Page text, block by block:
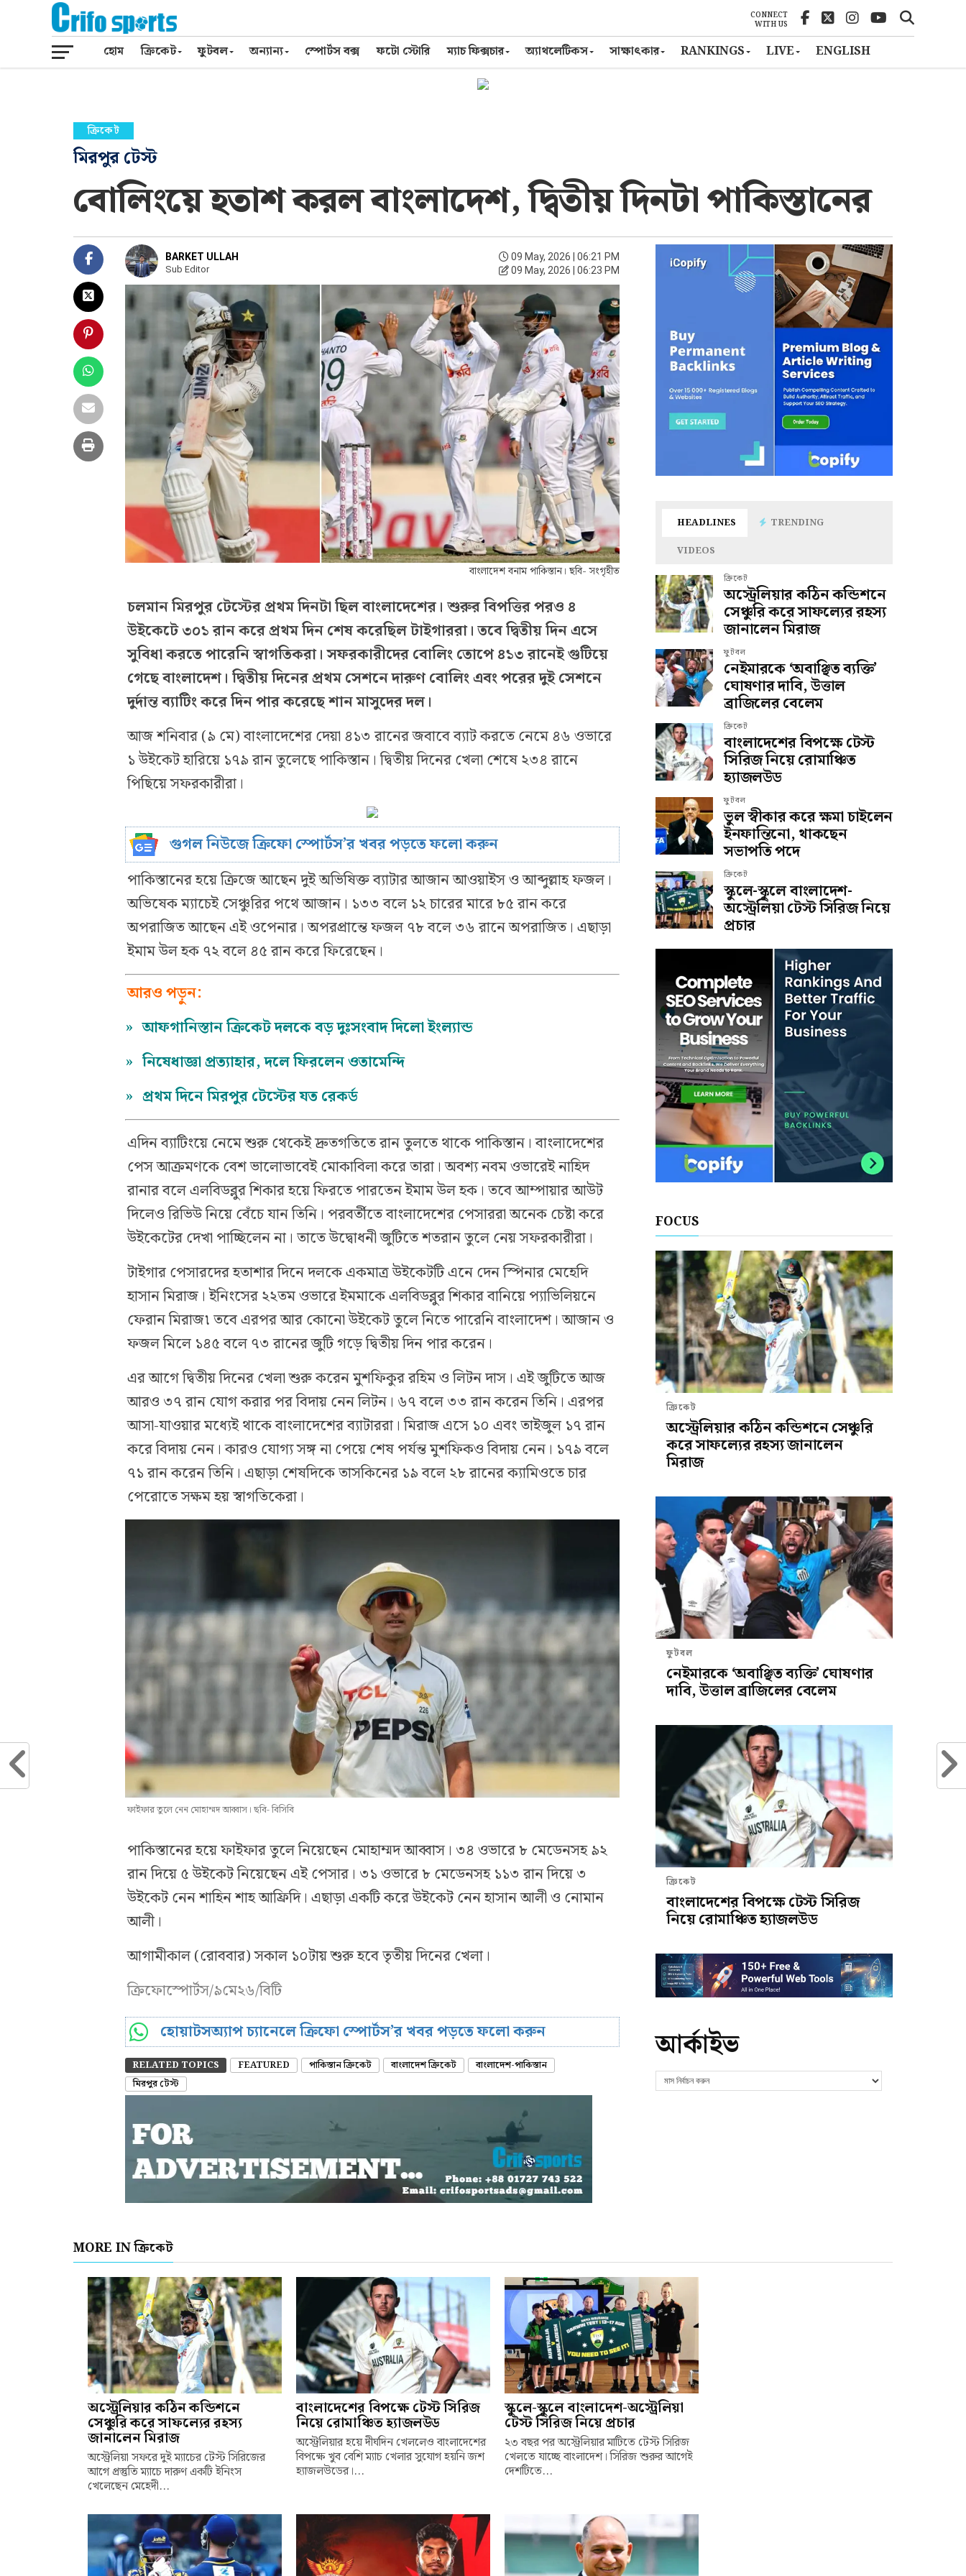
CONNECT
WITH US
হোম ক্রিকেট ফুটবল অন্যান্য স্পোর্টস বক্স ফটো স্টোরি ম্যাচ ফিক্সচার অ্যাথলেটিকস সাক্ষাৎকার RANKINGS LIVE ENGLISH
ক্রিকেট
মিরপুর টেস্ট
বোলিংয়ে হতাশ করল বাংলাদেশ, দ্বিতীয় দিনটা পাকিস্তানের
BARKET ULLAH
Sub Editor
09 May, 2026 | 06:21 PM
09 May, 2026 | 06:23 PM
বাংলাদেশ বনাম পাকিস্তান। ছবি- সংগৃহীত
চলমান মিরপুর টেস্টের প্রথম দিনটা ছিল বাংলাদেশের। শুরুর বিপত্তির পরও ৪
উইকেটে ৩০১ রান করে প্রথম দিন শেষ করেছিল টাইগাররা। তবে দ্বিতীয় দিন এসে
সুবিধা করতে পারেনি স্বাগতিকরা। সফরকারীদের বোলিং তোপে ৪১৩ রানেই গুটিয়ে
গেছে বাংলাদেশ। দ্বিতীয় দিনের প্রথম সেশনে দারুণ বোলিং এবং পরের দুই সেশনে
দুর্দান্ত ব্যাটিং করে দিন পার করেছে শান মাসুদের দল।
আজ শনিবার (৯ মে) বাংলাদেশের দেয়া ৪১৩ রানের জবাবে ব্যাট করতে নেমে ৪৬ ওভারে
১ উইকেট হারিয়ে ১৭৯ রান তুলেছে পাকিস্তান। দ্বিতীয় দিনের খেলা শেষে ২৩৪ রানে
পিছিয়ে সফরকারীরা।
গুগল নিউজে ক্রিফো স্পোর্টস’র খবর পড়তে ফলো করুন
পাকিস্তানের হয়ে ক্রিজে আছেন দুই অভিষিক্ত ব্যাটার আজান আওয়াইস ও আব্দুল্লাহ ফজল।
অভিষেক ম্যাচেই সেঞ্চুরির পথে আজান। ১৩৩ বলে ১২ চারের মারে ৮৫ রান করে
অপরাজিত আছেন এই ওপেনার। অপরপ্রান্তে ফজল ৭৮ বলে ৩৬ রানে অপরাজিত। এছাড়া
ইমাম উল হক ৭২ বলে ৪৫ রান করে ফিরেছেন।
আরও পড়ুন:
» আফগানিস্তান ক্রিকেট দলকে বড় দুঃসংবাদ দিলো ইংল্যান্ড
» নিষেধাজ্ঞা প্রত্যাহার, দলে ফিরলেন ওতামেন্দি
» প্রথম দিনে মিরপুর টেস্টের যত রেকর্ড
এদিন ব্যাটিংয়ে নেমে শুরু থেকেই দ্রুতগতিতে রান তুলতে থাকে পাকিস্তান। বাংলাদেশের
পেস আক্রমণকে বেশ ভালোভাবেই মোকাবিলা করে তারা। অবশ্য নবম ওভারেই নাহিদ
রানার বলে এলবিডব্লুর শিকার হয়ে ফিরতে পারতেন ইমাম উল হক। তবে আম্পায়ার আউট
দিলেও রিভিউ নিয়ে বেঁচে যান তিনি। পরবর্তীতে বাংলাদেশের পেসাররা অনেক চেষ্টা করে
উইকেটের দেখা পাচ্ছিলেন না। তাতে উদ্বোধনী জুটিতে শতরান তুলে নেয় সফরকারীরা।
টাইগার পেসারদের হতাশার দিনে দলকে একমাত্র উইকেটটি এনে দেন স্পিনার মেহেদি
হাসান মিরাজ। ইনিংসের ২২তম ওভারে ইমমাকে এলবিডব্লুর শিকার বানিয়ে প্যাভিলিয়নে
ফেরান মিরাজ৷ তবে এরপর আর কোনো উইকেট তুলে নিতে পারেনি বাংলাদেশ। আজান ও
ফজল মিলে ১৪৫ বলে ৭৩ রানের জুটি গড়ে দ্বিতীয় দিন পার করেন।
এর আগে দ্বিতীয় দিনের খেলা শুরু করেন মুশফিকুর রহিম ও লিটন দাস। এই জুটিতে আজ
আরও ৩৭ রান যোগ করার পর বিদায় নেন লিটন। ৬৭ বলে ৩৩ রান করেন তিনি। এরপর
আসা-যাওয়ার মধ্যেই থাকে বাংলাদেশের ব্যাটাররা। মিরাজ এসে ১০ এবং তাইজুল ১৭ রান
করে বিদায় নেন। কারও যোগ্য সঙ্গ না পেয়ে শেষ পর্যন্ত মুশফিকও বিদায় নেন। ১৭৯ বলে
৭১ রান করেন তিনি। এছাড়া শেষদিকে তাসকিনের ১৯ বলে ২৮ রানের ক্যামিওতে চার
পেরোতে সক্ষম হয় স্বাগতিকেরা।
ফাইফার তুলে নেন মোহাম্মদ আব্বাস। ছবি- বিসিবি
পাকিস্তানের হয়ে ফাইফার তুলে নিয়েছেন মোহাম্মদ আব্বাস। ৩৪ ওভারে ৮ মেডেনসহ ৯২
রান দিয়ে ৫ উইকেট নিয়েছেন এই পেসার। ৩১ ওভারে ৮ মেডেনসহ ১১৩ রান দিয়ে ৩
উইকেট নেন শাহিন শাহ আফ্রিদি। এছাড়া একটি করে উইকেট নেন হাসান আলী ও নোমান
আলী।
আগামীকাল (রোববার) সকাল ১০টায় শুরু হবে তৃতীয় দিনের খেলা।
ক্রিফোস্পোর্টস/৯মে২৬/বিটি
হোয়াটসঅ্যাপ চ্যানেলে ক্রিফো স্পোর্টস’র খবর পড়তে ফলো করুন
RELATED TOPICS FEATURED পাকিস্তান ক্রিকেট বাংলাদেশ ক্রিকেট
বাংলাদেশ-পাকিস্তান
মিরপুর টেস্ট
HEADLINES
TRENDING
VIDEOS
ক্রিকেট
অস্ট্রেলিয়ার কঠিন কন্ডিশনে
সেঞ্চুরি করে সাফল্যের রহস্য
জানালেন মিরাজ
ফুটবল
নেইমারকে ‘অবাঞ্ছিত ব্যক্তি’
ঘোষণার দাবি, উত্তাল
ব্রাজিলের বেলেম
ক্রিকেট
বাংলাদেশের বিপক্ষে টেস্ট
সিরিজ নিয়ে রোমাঞ্চিত
হ্যাজলউড
ফুটবল
ভুল স্বীকার করে ক্ষমা চাইলেন
ইনফান্তিনো, থাকছেন
সভাপতি পদে
ক্রিকেট
স্কুলে-স্কুলে বাংলাদেশ-
অস্ট্রেলিয়া টেস্ট সিরিজ নিয়ে
প্রচার
FOCUS
ক্রিকেট
অস্ট্রেলিয়ার কঠিন কন্ডিশনে সেঞ্চুরি
করে সাফল্যের রহস্য জানালেন
মিরাজ
ফুটবল
নেইমারকে ‘অবাঞ্ছিত ব্যক্তি’ ঘোষণার
দাবি, উত্তাল ব্রাজিলের বেলেম
ক্রিকেট
বাংলাদেশের বিপক্ষে টেস্ট সিরিজ
নিয়ে রোমাঞ্চিত হ্যাজলউড
আর্কাইভ
MORE IN ক্রিকেট
অস্ট্রেলিয়ার কঠিন কন্ডিশনে
সেঞ্চুরি করে সাফল্যের রহস্য
জানালেন মিরাজ
অস্ট্রেলিয়া সফরে দুই ম্যাচের টেস্ট সিরিজের
আগে প্রস্তুতি ম্যাচে দারুণ একটি ইনিংস
খেলেছেন মেহেদী...
বাংলাদেশের বিপক্ষে টেস্ট সিরিজ
নিয়ে রোমাঞ্চিত হ্যাজলউড
অস্ট্রেলিয়ার হয়ে দীর্ঘদিন খেললেও বাংলাদেশের
বিপক্ষে খুব বেশি ম্যাচ খেলার সুযোগ হয়নি জশ
হ্যাজলউডের।...
স্কুলে-স্কুলে বাংলাদেশ-অস্ট্রেলিয়া
টেস্ট সিরিজ নিয়ে প্রচার
২৩ বছর পর অস্ট্রেলিয়ার মাটিতে টেস্ট সিরিজ
খেলতে যাচ্ছে বাংলাদেশ। সিরিজ শুরুর আগেই
দেশটিতে...